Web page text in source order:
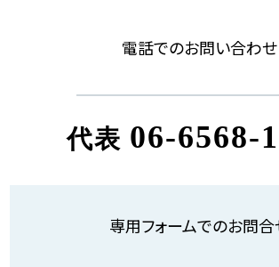
電話でのお問い合わせ
代表 06-6568-
専用フォームでのお問合